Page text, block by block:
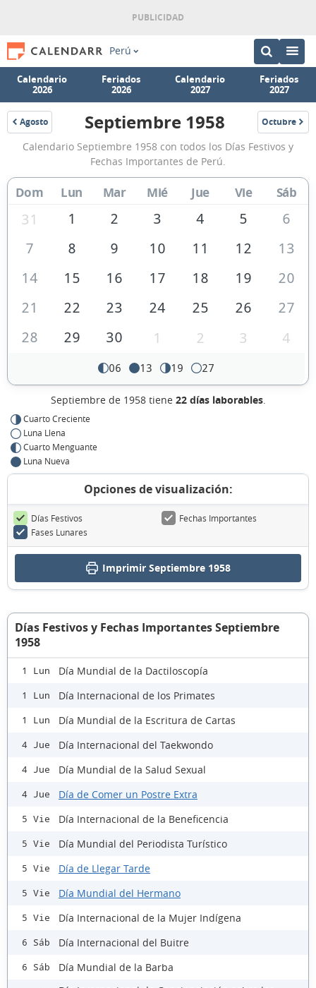
Perú
Calendario
2026
Feriados
2026
Calendario
2027
Feriados
2027
Agosto
1958
Calendario
Septiembre
1958
de
Perú
Septiembre 1958 Octubre
1958
Calendario Septiembre 1958 con todos los Días Festivos y
Fechas Importantes de Perú.
Dom Lun Mar Mié Jue Vie Sáb
31 1 2 3 4 5
6
7
8 9 10 11 12
13
14
15 16 17 18 19
20
21
22 23 24 25 26
27
28
29 30 1 2 3 4
06 13 19 27
Septiembre de 1958 tiene 22 días laborables.
Cuarto Creciente
Luna Llena
Cuarto Menguante
Luna Nueva
Opciones de visualización:
Días Festivos
Fechas Importantes
Fases Lunares
Imprimir Septiembre 1958
Días Festivos y Fechas Importantes Septiembre
1958
1 Lun Día Mundial de la Dactiloscopía
1 Lun Día Internacional de los Primates
1 Lun Día Mundial de la Escritura de Cartas
4 Jue Día Internacional del Taekwondo
4 Jue Día Mundial de la Salud Sexual
4 Jue Día de Comer un Postre Extra
5 Vie Día Internacional de la Beneficencia
5 Vie Día Mundial del Periodista Turístico
5 Vie Día de Llegar Tarde
5 Vie Día Mundial del Hermano
5 Vie Día Internacional de la Mujer Indígena
6 Sáb Día Internacional del Buitre
6 Sáb Día Mundial de la Barba